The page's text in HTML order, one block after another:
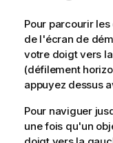
Pour parcourir
de l'écran de
votre doigt vers
(défilement
appuyez dessus
Pour naviguer
une fois qu'un